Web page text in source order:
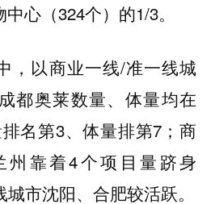
心（324个）的1/3。
，以商业一线/准一线城
都奥莱数量、体量均在
名第3、体量排第7；商
州 靠着4个项目量跻身
城市沈阳、合肥较活跃。